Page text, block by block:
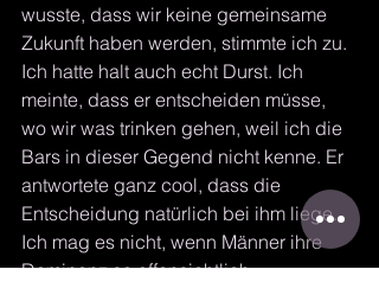
wusste, dass wir keine gemeinsame
Zukunft haben werden, stimmte ich zu.
Ich hatte halt auch echt Durst. Ich
meinte, dass er entscheiden müsse,
wo wir was trinken gehen, weil ich die
Bars in dieser Gegend nicht kenne. Er
antwortete ganz cool, dass die
Entscheidung natürlich bei ihm liege.
Ich mag es nicht, wenn Männer ihre
Dominanz so offensichtlich